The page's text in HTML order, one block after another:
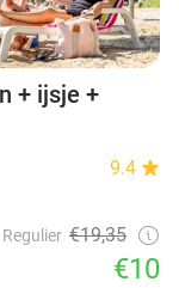
+ ijsje +
9.4
Regulier €19,35
€10